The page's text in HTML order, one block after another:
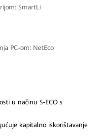
SmartLi
PC-om: NetEco
u načinu S-ECO s
kapitalno iskorištavanje